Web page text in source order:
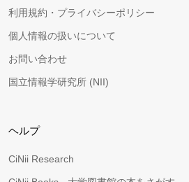
利用規約・プライバシーポリシー
個人情報の扱いについて
お問い合わせ
国立情報学研究所 (NII)
ヘルプ
CiNii Research